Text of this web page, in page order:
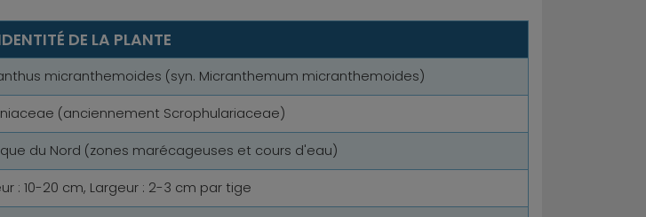
DE LA PLANTE
micranthemoides (syn. Micranthemum micranthemoides)
(anciennement Scrophulariaceae)
du Nord (zones marécageuses et cours d'eau)
: 10-20 cm, Largeur : 2-3 cm par tige